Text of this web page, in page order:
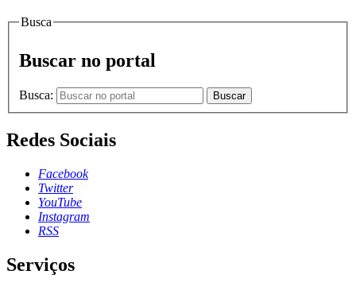
Busca
Buscar no portal
Busca: Buscar
Redes Sociais
Facebook
Twitter
YouTube
Instagram
RSS
Serviços